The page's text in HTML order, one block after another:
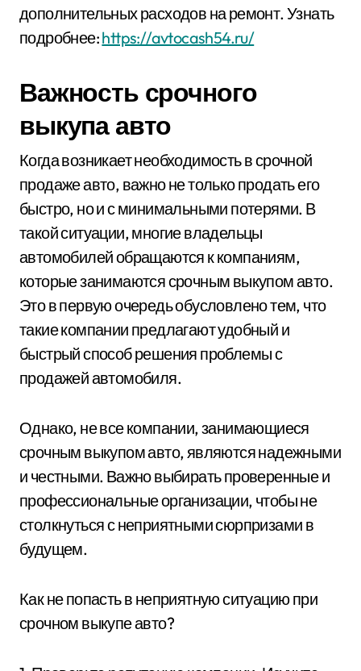
дополнительных расходов на ремонт. Узнать
подробнее:https://avtocash54.ru/
Важность срочного
выкупа авто
Когда возникает необходимость в срочной
продаже авто, важно не только продать его
быстро, но и с минимальными потерями. В
такой ситуации, многие владельцы
автомобилей обращаются к компаниям,
которые занимаются срочным выкупом авто.
Это в первую очередь обусловлено тем, что
такие компании предлагают удобный и
быстрый способ решения проблемы с
продажей автомобиля.
Однако, не все компании, занимающиеся
срочным выкупом авто, являются надежными
и честными. Важно выбирать проверенные и
профессиональные организации, чтобы не
столкнуться с неприятными сюрпризами в
будущем.
Как не попасть в неприятную ситуацию при
срочном выкупе авто?